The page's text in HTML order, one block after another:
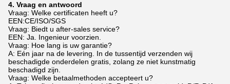
4. Vraag en antwoord
Vraag: Welke certificaten heeft u?
EEN:CE/ISO/SGS
Vraag: Biedt u after-sales service?
EEN: Ja. Ingenieur voorzien.
Vraag: Hoe lang is uw garantie?
A: Eén jaar na de levering. In de tussentijd verzenden wij
beschadigde onderdelen gratis, zolang ze niet kunstmatig
beschadigd zijn.
Vraag: Welke betaalmethoden accepteert u?